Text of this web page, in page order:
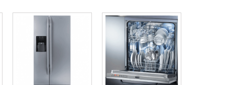
a druh energie alebo systém ohrevu.